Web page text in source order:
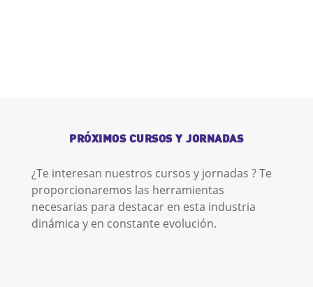
PRÓXIMOS CURSOS Y JORNADAS
¿Te interesan nuestros cursos y jornadas ? Te
proporcionaremos las herramientas
necesarias para destacar en esta industria
dinámica y en constante evolución.